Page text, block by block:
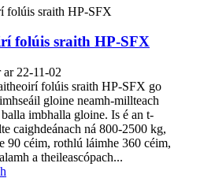
folúis sraith HP-SFX
22-11-02
folúis sraith HP-SFX go
gloine neamh-millteach
imbhalla gloine. Is é an t-
caighdeánach ná 800-2500 kg,
90 céim, rothlú láimhe 360 ​​céim,
a theileascópach...